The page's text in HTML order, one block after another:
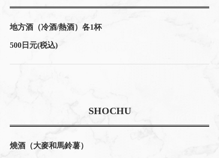
地方酒（冷酒/熱酒）各1杯
500日元(税込)
SHOCHU
燒酒（大麥和馬鈴薯）